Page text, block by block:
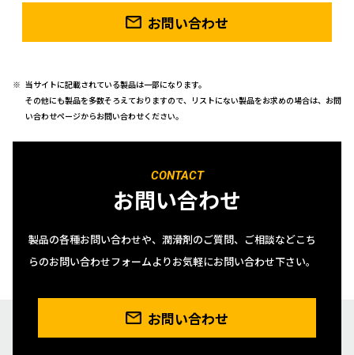
お問い合わせ
当サイトに記載されている製品は一部になります。
その他にも製品を多数そろえておりますので、リストにない製品をお求めの場合は、お問
い合わせページからお問い合わせください。
CONTACT
お問い合わせ
製品の各種お問い合わせや、潤滑剤のご質問、ご相談などこち
らのお問い合わせフォームよりお気軽にお問い合わせ下さい。
お問い合わせ